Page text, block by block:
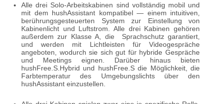
Alle drei Solo-Arbeitskabinen sind vollständig mobil und
mit dem hushAssistant kompatibel — einem intuitiven,
berührungsgesteuerten System zur Einstellung von
Kabinenlicht und Luftstrom. Alle drei Kabinen gehören
außerdem zur Klasse A, die Sprachschutz garantiert,
und werden mit Lichtleisten für Videogespräche
angeboten, wodurch sie sich gut für hybride Gespräche
und Meetings eignen. Darüber hinaus bieten
hushFree.S.Hybrid und hushFree.S die Möglichkeit, die
Farbtemperatur des Umgebungslichts über den
hushAssistant einzustellen.